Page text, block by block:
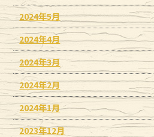
2024年5月
2024年4月
2024年3月
2024年2月
2024年1月
2023年12月